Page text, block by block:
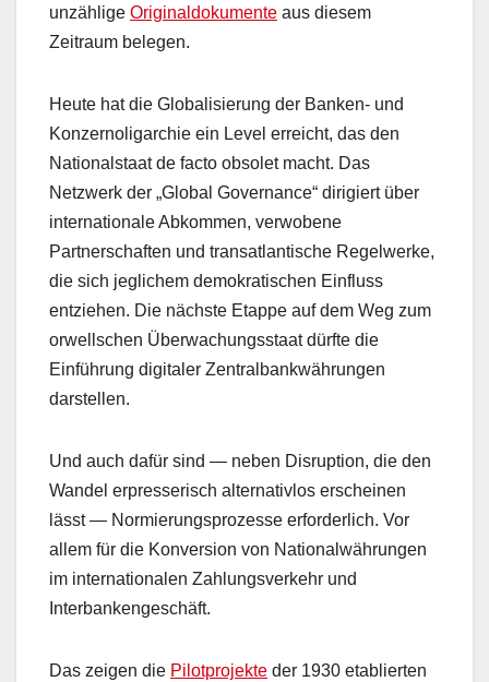
unzählige Originaldokumente aus diesem
Zeitraum belegen.
Heute hat die Globalisierung der Banken- und
Konzernoligarchie ein Level erreicht, das den
Nationalstaat de facto obsolet macht. Das
Netzwerk der „Global Governance“ dirigiert über
internationale Abkommen, verwobene
Partnerschaften und transatlantische Regelwerke,
die sich jeglichem demokratischen Einfluss
entziehen. Die nächste Etappe auf dem Weg zum
orwellschen Überwachungsstaat dürfte die
Einführung digitaler Zentralbankwährungen
darstellen.
Und auch dafür sind — neben Disruption, die den
Wandel erpresserisch alternativlos erscheinen
lässt — Normierungsprozesse erforderlich. Vor
allem für die Konversion von Nationalwährungen
im internationalen Zahlungsverkehr und
Interbankengeschäft.
Das zeigen die Pilotprojekte der 1930 etablierten